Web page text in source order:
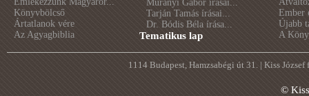
Könyvbölcső
Ártatlanok vére
Az Agyagbiblia
Murányi Gábor írásai...
Tarján Tamás írásai...
Dr. Bódis Béla írása...
Tematikus lap
Ember
Újabb
A
1114 Budapest, Hamzsabégi út 31. | Kiss
©